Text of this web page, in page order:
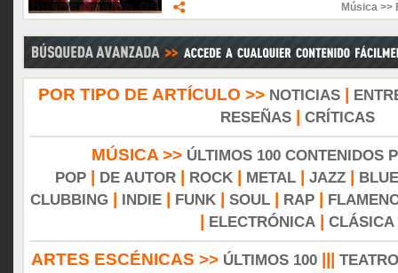
Música >>
POR TIPO DE ARTÍCULO >> NOTICIAS|
RESEÑAS| CRÍTICAS
MÚSICA >> ÚLTIMOS 100 CONTENIDOS
POP
DE AUTOR ROCK METAL JAZZ
CLUBBING
INDIE FUNK SOUL RAP
ELECTRÓNICA CLÁSICA
ARTES ESCÉNICAS >> ÚLTIMOS 100||| TEATRO